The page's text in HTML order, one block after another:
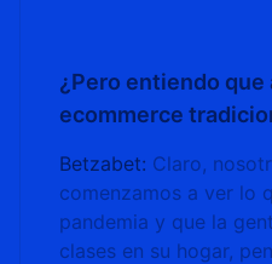
¿Pero entiendo que
ecommerce
Betzabet: Claro,
comenzamos a ver lo
pandemia y que la
clases en su hogar,